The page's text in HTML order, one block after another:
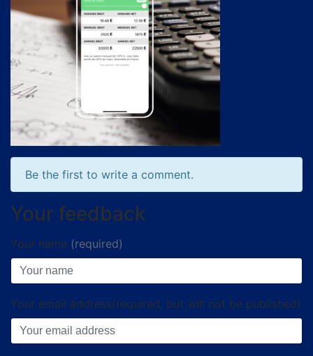
Be the first to write a comment.
Your feedback
Your name (required)
Your email address(required, but will not be published)